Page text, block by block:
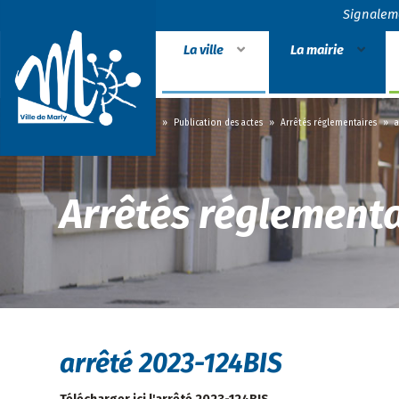
La ville La mairie
Accueil » » Publication des actes » Arrêtés réglementaires »
Arrêtés
arrêté 2023-124BIS